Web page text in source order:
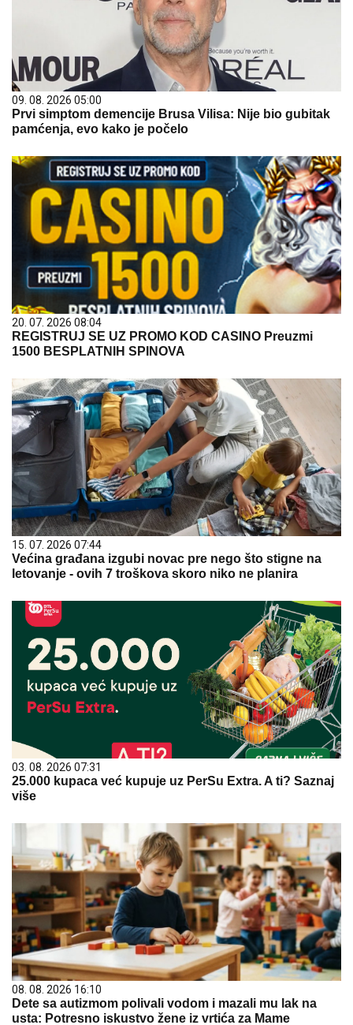
09. 08. 2026 05:00
Prvi simptom demencije Brusa Vilisa: Nije bio gubitak
pamćenja, evo kako je počelo
20. 07. 2026 08:04
REGISTRUJ SE UZ PROMO KOD CASINO Preuzmi
1500 BESPLATNIH SPINOVA
15. 07. 2026 07:44
Većina građana izgubi novac pre nego što stigne na
letovanje - ovih 7 troškova skoro niko ne planira
03. 08. 2026 07:31
25.000 kupaca već kupuje uz PerSu Extra. A ti? Saznaj
više
08. 08. 2026 16:10
Dete sa autizmom polivali vodom i mazali mu lak na
usta: Potresno iskustvo žene iz vrtića za Mame